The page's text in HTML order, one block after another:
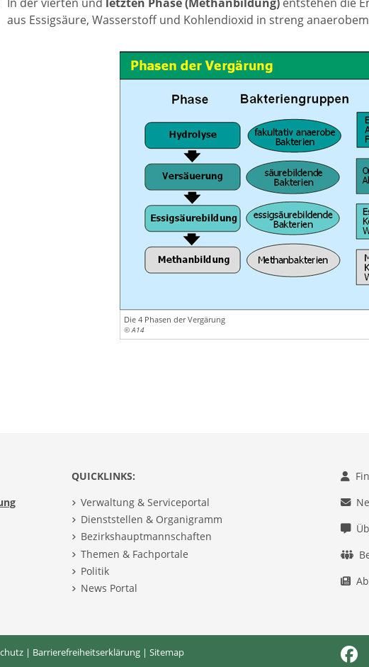
aus Essigsäure, Wasserstoff und Kohlendioxid in streng
Die 4 Phasen der Vergärung
© A14
QUICKLINKS:
Verwaltung & Serviceportal
Dienststellen & Organigramm
Bezirkshauptmannschaften
Themen & Fachportale
Politik
News Portal
| Barrierefreiheitserklärung | Sitemap